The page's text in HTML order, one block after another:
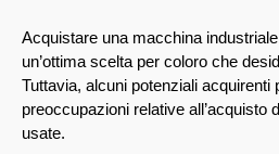
Acquistare una macchina
un’ottima scelta per coloro che
Tuttavia, alcuni potenziali acquirenti
preoccupazioni relative all’acquisto
usate.